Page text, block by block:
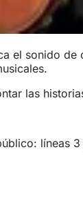
el sonido
las
líneas